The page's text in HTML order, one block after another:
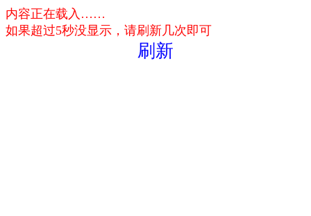
内容正在载入……
如果超过5秒没显示，请刷新几次即可
刷新